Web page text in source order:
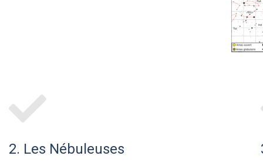
2. Les Nébuleuses